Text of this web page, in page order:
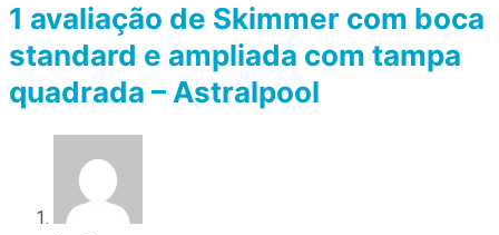
1 avaliação de Skimmer com boca
standard e ampliada com tampa
quadrada – Astralpool